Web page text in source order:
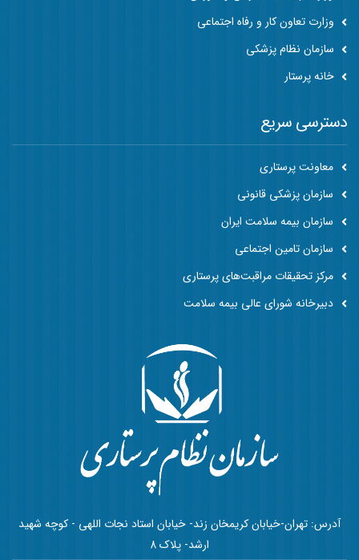
وزارت تعاون کار و رفاه اجتماعی
سازمان نظام پزشکی
خانه پرستار
آدرس: تهران-خیابان کریمخان زند- خیابان استاد نجات اللهی - کوچه شهید
ارشد- پلاک 8
دسترسی سریع
معاونت پرستاری
سازمان پزشکی قانونی
سازمان بیمه سلامت ایران
سازمان تامین اجتماعی
مرکز تحقیقات مراقبت‌های پرستاری
دبیرخانه شورای عالی بیمه سلامت